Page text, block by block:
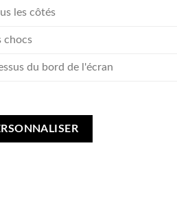
les côtés
chocs
du bord de l'écran
iPhone 6/6s Plus coque personnalisée -